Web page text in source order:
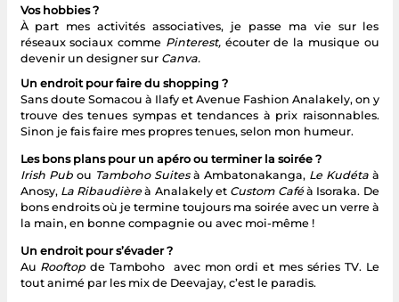
Vos hobbies ?
À part mes activités associatives, je passe ma vie sur les
réseaux sociaux comme Pinterest, écouter de la musique ou
devenir un designer sur Canva.
Un endroit pour faire du shopping ?
Sans doute Somacou à Ilafy et Avenue Fashion Analakely, on y
trouve des tenues sympas et tendances à prix raisonnables.
Sinon je fais faire mes propres tenues, selon mon humeur.
Les bons plans pour un apéro ou terminer la soirée ?
Irish Pubou Tamboho Suitesà Ambatonakanga, Le Kudétaà
Anosy, La Ribaudière à Analakely et Custom Caféà Isoraka. De
bons endroits où je termine toujours ma soirée avec un verre à
la main, en bonne compagnie ou avec moi-même !
Un endroit pour s’évader ?
Au Rooftopde Tamboho avec mon ordi et mes séries TV. Le
tout animé par les mix de Deevajay, c’est le paradis.